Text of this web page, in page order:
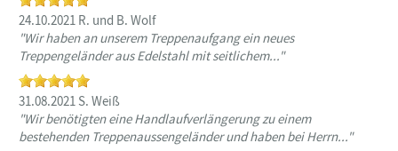
24.10.2021 R. und B. Wolf
"Wir haben an unserem Treppenaufgang ein neues
Treppengeländer aus Edelstahl mit seitlichem..."
31.08.2021 S. Weiß
"Wir benötigten eine Handlaufverlängerung zu einem
bestehenden Treppenaussengeländer und haben bei Herrn..."